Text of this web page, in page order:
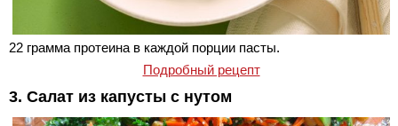
22 грамма протеина в каждой порции пасты.
Подробный рецепт
3. Салат из капусты с нутом